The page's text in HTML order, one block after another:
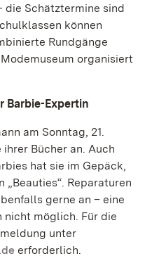
die Schätztermine sind
können
Rundgänge
organisiert
Barbie-Expertin
am Sonntag, 21.
Bücher an. Auch
hat sie im Gepäck,
Reparaturen
gerne an – eine
nicht möglich. Für die
unter
erforderlich.